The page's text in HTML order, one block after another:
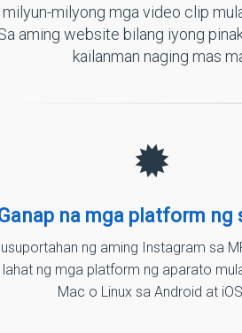
milyun-milyong mga video clip
aming website bilang iyong
kailanman naging mas
na mga platform ng
ng aming Instagram sa
lahat ng mga platform ng aparato
Mac o Linux sa Android at